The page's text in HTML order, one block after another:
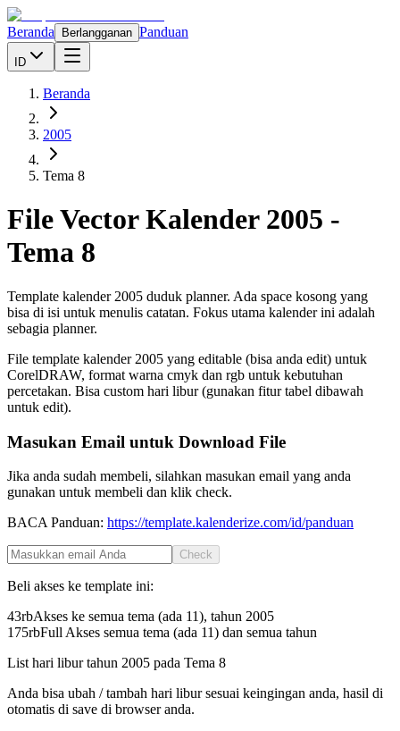
Beranda Berlangganan Panduan
ID
Beranda
2005
Tema 8
File Vector Kalender 2005 -
Tema 8
Template kalender 2005 duduk planner. Ada space kosong yang
bisa di isi untuk menulis catatan. Fokus utama kalender ini adalah
sebagia planner.
File template kalender 2005 yang editable (bisa anda edit) untuk
CorelDRAW, format warna cmyk dan rgb untuk kebutuhan
percetakan. Bisa custom hari libur (gunakan fitur tabel dibawah
untuk edit).
Masukan Email untuk Download File
Jika anda sudah membeli, silahkan masukan email yang anda
gunakan untuk membeli dan klik check.
BACA Panduan: https://template.kalenderize.com/id/panduan
Check
Beli akses ke template ini:
43rbAkses ke semua tema (ada 11), tahun 2005
175rbFull Akses semua tema (ada 11) dan semua tahun
List hari libur tahun 2005 pada Tema 8
Anda bisa ubah / tambah hari libur sesuai keingingan anda, hasil di
otomatis di save di browser anda.